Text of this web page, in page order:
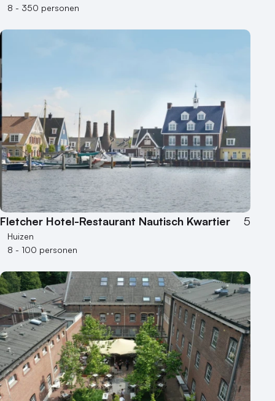
8 - 350 personen
Fletcher Hotel-Restaurant Nautisch Kwartier 5
Huizen
8 - 100 personen